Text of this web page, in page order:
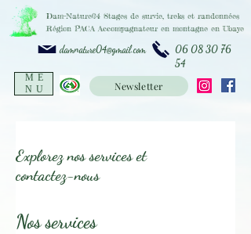
Dam-Nature04 Stages de survie, treks et randonnées
Région PACA Accompagnateur en montagne en Ubaye
ME
NU
06 08 30 76
54
damnature04@gmail.com
Newsletter
Explorez nos services et
contactez-nous
Nos services